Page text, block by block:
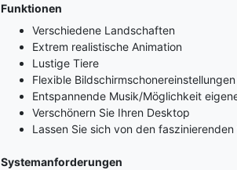
Funktionen
Verschiedene Landschaften
Extrem realistische Animation
Lustige Tiere
Flexible Bildschirmschonereinstellungen
Entspannende Musik/Möglichkeit
Verschönern Sie Ihren Desktop
Lassen Sie sich von den
Systemanforderungen